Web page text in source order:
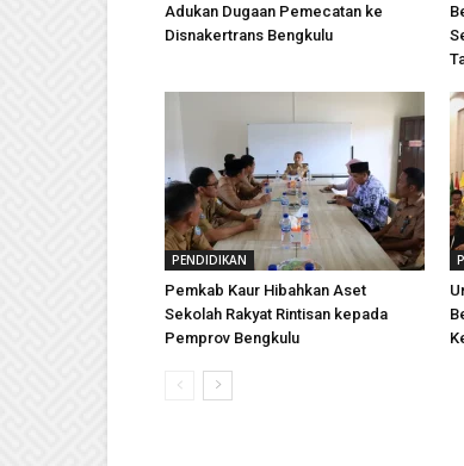
Adukan Dugaan Pemecatan ke
Disnakertrans Bengkulu
PENDIDIKAN
Pemkab Kaur Hibahkan Aset
Sekolah Rakyat Rintisan kepada
Pemprov Bengkulu